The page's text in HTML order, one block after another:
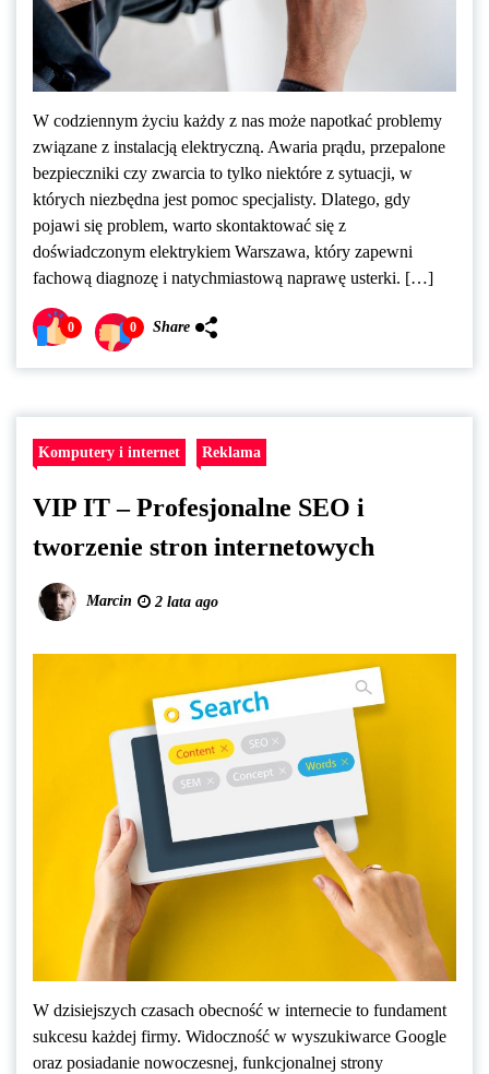
W codziennym życiu każdy z nas może napotkać problemy
związane z instalacją elektryczną. Awaria prądu, przepalone
bezpieczniki czy zwarcia to tylko niektóre z sytuacji, w
których niezbędna jest pomoc specjalisty. Dlatego, gdy
pojawi się problem, warto skontaktować się z
doświadczonym elektrykiem Warszawa, który zapewni
fachową diagnozę i natychmiastową naprawę usterki. […]
0 0 Share
Komputery i internet Reklama
VIP IT – Profesjonalne SEO i
tworzenie stron internetowych
Marcin 2 lata ago
W dzisiejszych czasach obecność w internecie to fundament
sukcesu każdej firmy. Widoczność w wyszukiwarce Google
oraz posiadanie nowoczesnej, funkcjonalnej strony